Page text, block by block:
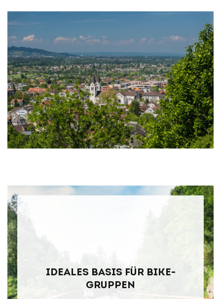
Einkaufsmöglichkeiten und Infrastruktur direkt vor
der Tür
Ideales Basis für Bike-
Gruppen